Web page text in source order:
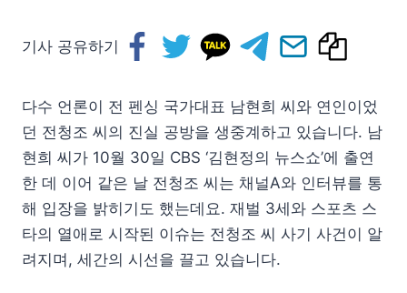
기사 공유하기
다수 언론이 전 펜싱 국가대표 남현희 씨와 연인이었
던 전청조 씨의 진실 공방을 생중계하고 있습니다. 남
현희 씨가 10월 30일 CBS ‘김현정의 뉴스쇼’에 출연
한 데 이어 같은 날 전청조 씨는 채널A와 인터뷰를 통
해 입장을 밝히기도 했는데요. 재벌 3세와 스포츠 스
타의 열애로 시작된 이슈는 전청조 씨 사기 사건이 알
려지며, 세간의 시선을 끌고 있습니다.